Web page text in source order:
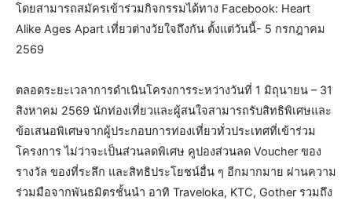
โดยสามารถสมัครเข้าร่วมกิจกรรมได้ทาง Facebook: Heart
Alike Ages Apart เที่ยวต่างวัยใจถึงกัน ตั้งแต่วันนี้- 5 กรกฎาคม
2569
ตลอดระยะเวลาการดำเนินโครงการระหว่างวันที่ 1 มิถุนายน – 31
สิงหาคม 2569 นักท่องเที่ยวและผู้สนใจสามารถรับสิทธิพิเศษและ
ข้อเสนอพิเศษจากผู้ประกอบการท่องเที่ยวทั่วประเทศที่เข้าร่วม
โครงการ ไม่ว่าจะเป็นส่วนลดพิเศษ คูปองส่วนลด Voucher ของ
รางวัล ของที่ระลึก และสิทธิประโยชน์อื่น ๆ อีกมากมาย ผ่านความ
ร่วมมือจากพันธมิตรชั้นนำ อาทิ Traveloka, KTC, Gother รวมถึง